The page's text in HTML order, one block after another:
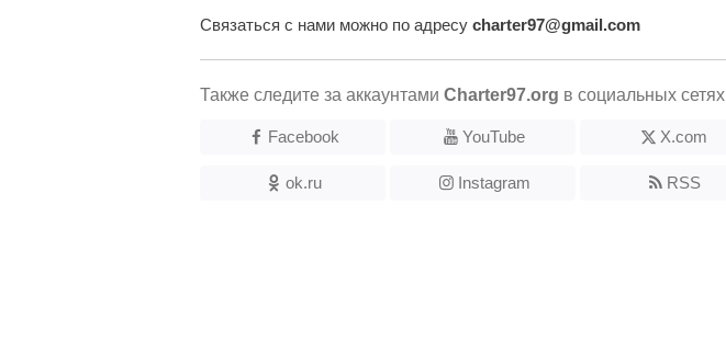
Связаться с нами можно по адресу charter97@gmail.com
Также следите за аккаунтами Charter97.org в социальных сетях
Facebook YouTube X.com
ok.ru Instagram RSS